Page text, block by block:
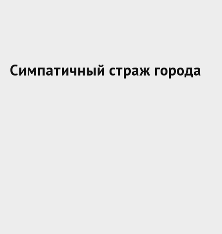
Симпатичный страж города